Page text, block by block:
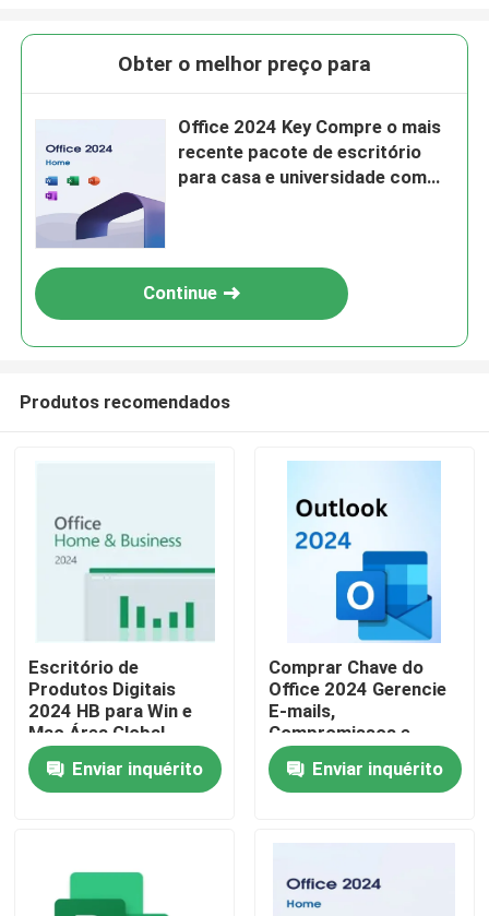
Para casa
Vídeos
Obter o melhor preço para
Office 2024 Key Compre o mais
recente pacote de escritório
para casa e universidade com
Continue
Produtos recomendados
Escritório de
Produtos Digitais
2024 HB para Win e
Mac Área Global
Recursos Inovadores
Otimizando
Processos de
Enviar inquérito
Comprar Chave do
Office 2024 Gerencie
E-mails,
Compromissos e
Tarefas com
Eficiência e
Integração Perfeita
Office
Enviar inquérito